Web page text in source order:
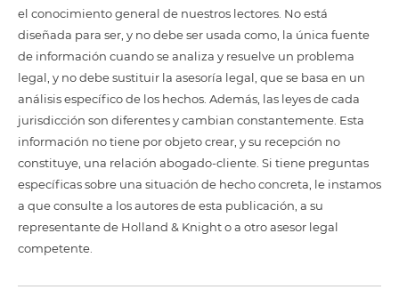
el conocimiento general de nuestros lectores. No está
diseñada para ser, y no debe ser usada como, la única fuente
de información cuando se analiza y resuelve un problema
legal, y no debe sustituir la asesoría legal, que se basa en un
análisis específico de los hechos. Además, las leyes de cada
jurisdicción son diferentes y cambian constantemente. Esta
información no tiene por objeto crear, y su recepción no
constituye, una relación abogado-cliente. Si tiene preguntas
específicas sobre una situación de hecho concreta, le instamos
a que consulte a los autores de esta publicación, a su
representante de Holland & Knight o a otro asesor legal
competente.